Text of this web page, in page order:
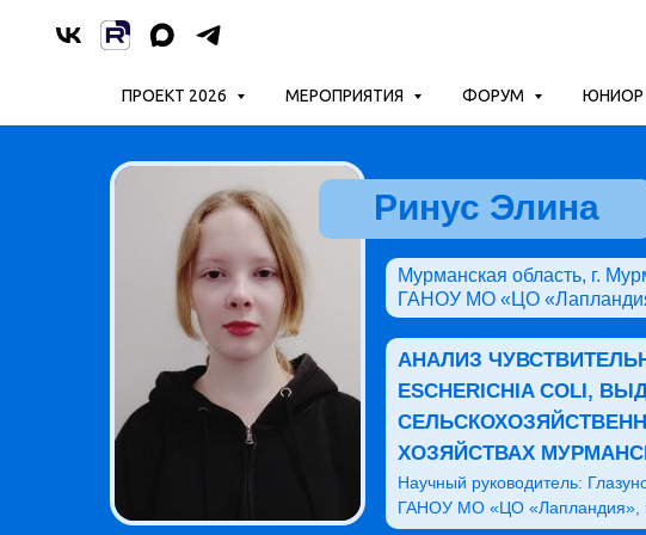
ПРОЕКТ 2026 МЕРОПРИЯТИЯ ФОРУМ ЮНИОР
Ринус Элина
Мурманская область, г.
ГАНОУ МО «ЦО
АНАЛИЗ
ESCHERICHIA COLI,
ХОЗЯЙСТВАХ
Научный руководитель:
ГАНОУ МО «ЦО «Лапландия»,